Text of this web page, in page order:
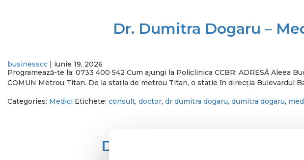
Dr. Dumitra Dogaru –
businesscc | iunie 19, 2026
Programează-te la: 0733 400 542 Cum ajungi la Policlinica CCBR: ADRESĂ Aleea
COMUN Metrou Titan. De la stația de metrou Titan, o stație în direcția Bulevardul
Categories: Medici Etichete: consult, doctor, dr dumitra dogaru, dumitra dogaru,
Dr. Mihnea-Alexandru